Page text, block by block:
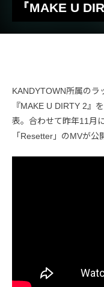
『MAKE U
KANDYTOWN所属のラ
『MAKE U DIRTY 2』
表。合わせて昨年11月
「Resetter」のMVが公